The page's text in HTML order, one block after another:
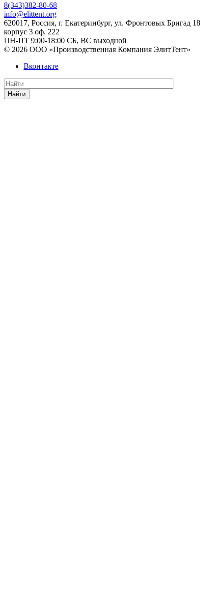
8(343)382-80-68
info@elittent.org
620017, Россия, г. Екатеринбург, ул. Фронтовых Бригад 18
корпус 3 оф. 222
ПН-ПТ 9:00-18:00 СБ, ВС выходной
© 2026 ООО «Производственная Компания ЭлитТент»
Вконтакте
Найти